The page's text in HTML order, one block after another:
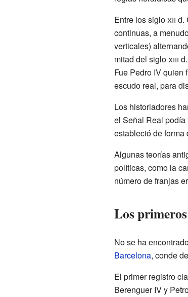
Entre los sigloxii d.
continuas, a
verticales)
mitad del sigloxiii
Fue Pedro IV quien
escudo real, para
Los historiadores
el Señal Real podía
estableció de forma
Algunas teorías
políticas, como la
número de franjas
Los
No se ha
Barcelona, conde
El primer registro
Berenguer IV y